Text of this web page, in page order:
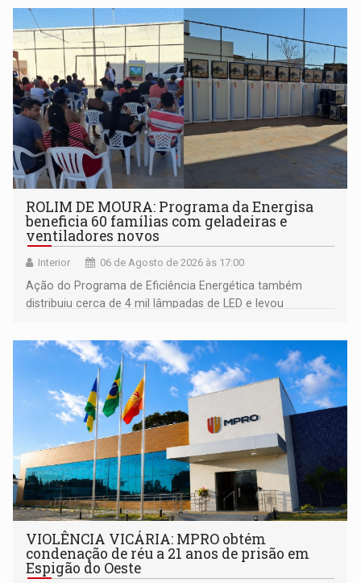
ROLIM DE MOURA: Programa da Energisa
beneficia 60 famílias com geladeiras e
ventiladores novos
Interior 06 de Agosto de 2026 às 17:00
Ação do Programa de Eficiência Energética também
distribuiu cerca de 4 mil lâmpadas de LED e levou
comunidade
VIOLÊNCIA VICÁRIA: MPRO obtém
condenação de réu a 21 anos de prisão em
Espigão do Oeste